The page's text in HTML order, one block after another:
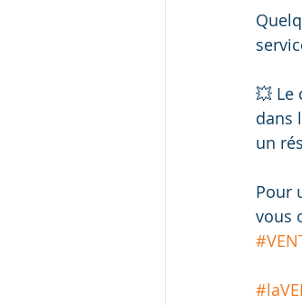
💥 Le
dans
un
Pour
vous